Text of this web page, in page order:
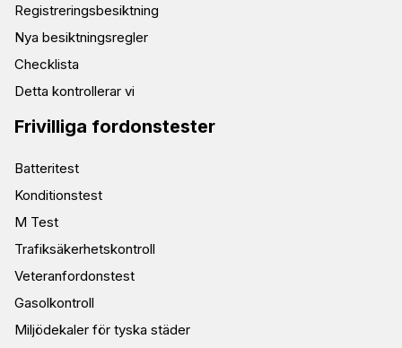
Registreringsbesiktning
Nya besiktningsregler
Checklista
Detta kontrollerar vi
Frivilliga fordonstester
Batteritest
Konditionstest
M Test
Trafiksäkerhetskontroll
Veteranfordonstest
Gasolkontroll
Miljödekaler för tyska städer